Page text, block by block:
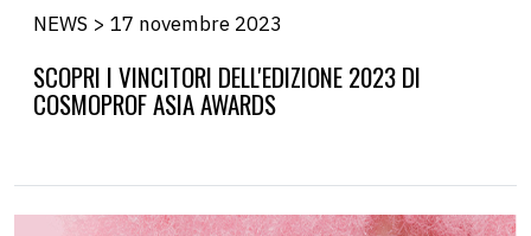
NEWS > 17 novembre 2023
SCOPRI I VINCITORI DELL'EDIZIONE 2023 DI
COSMOPROF ASIA AWARDS